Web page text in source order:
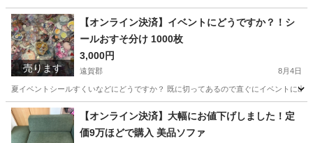
福岡 遠賀郡 その他
売ります
【オンライン決済】イベントにどうですか？！シ
ールおすそ分け 1000枚
3,000円
遠賀郡 8月4日
夏イベントシールすくいなどにどうですか？ 既に切ってあるので直ぐにイベントに出
福岡 遠賀郡 その他
【オンライン決済】大幅にお値下げしました！定
価9万ほどで購入 美品ソファ